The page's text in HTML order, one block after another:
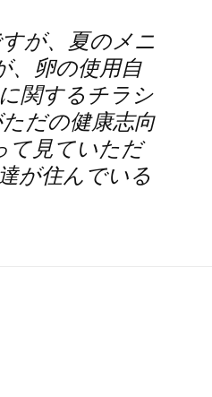
が、夏のメニ
、卵の使用自
関するチラシ
だの健康志向
て見ていただ
が住んでいる